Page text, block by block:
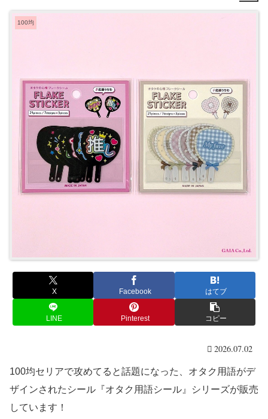
100均
X Facebook はてブ
LINE Pinterest コピー
2026.07.02
100均セリアで攻めてると話題になった、オタク用語がデ
ザインされたシール『オタク用語シール』シリーズが販売
しています！